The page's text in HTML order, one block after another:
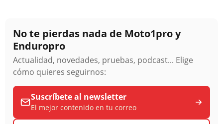
No te pierdas nada de Moto1pro y
Enduropro
Actualidad, novedades, pruebas, podcast... Elige
cómo quieres seguirnos:
Suscríbete al newsletter
El mejor contenido en tu correo